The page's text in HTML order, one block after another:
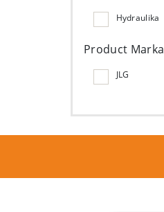
Hydraulika
Product Marka
JLG